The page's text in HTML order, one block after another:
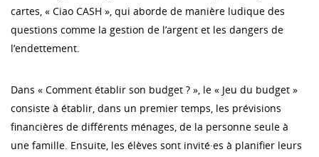
cartes, « Ciao CASH », qui aborde de manière ludique des
questions comme la gestion de l’argent et les dangers de
l’endettement.
Dans « Comment établir son budget ? », le « Jeu du budget »
consiste à établir, dans un premier temps, les prévisions
financières de différents ménages, de la personne seule à
une famille. Ensuite, les élèves sont invité·es à planifier leurs